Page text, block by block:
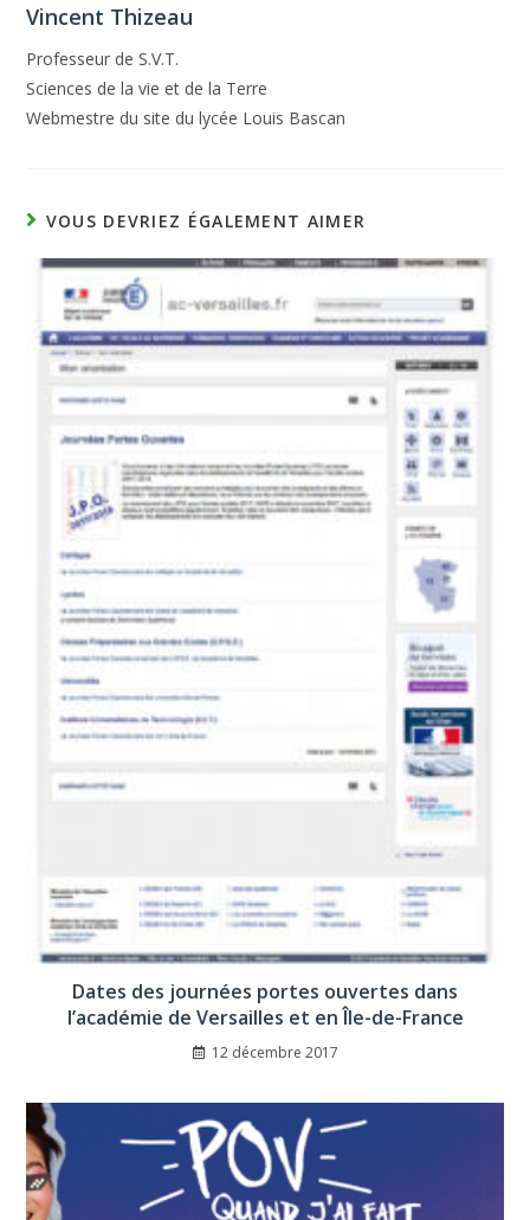
Vincent Thizeau
Professeur de S.V.T.
Sciences de la vie et de la Terre
Webmestre du site du lycée Louis Bascan
VOUS DEVRIEZ ÉGALEMENT AIMER
Dates des journées portes ouvertes dans
l’académie de Versailles et en Île-de-France
12 décembre 2017